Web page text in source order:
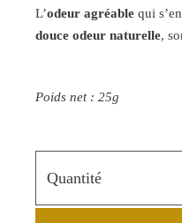
L’odeur agréable qui
douce odeur naturelle,
Poids net : 25g
Quantité